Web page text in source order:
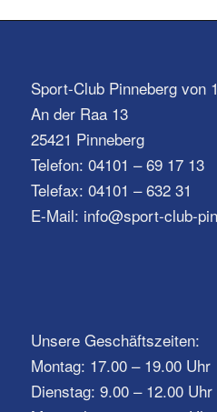
Sport-Club Pinneberg von
An der Raa 13
25421 Pinneberg
Telefon: 04101 – 69 17 13
Telefax: 04101 – 632 31
E-Mail: info@sport-club-
Unsere Geschäftszeiten:
Montag: 17.00 – 19.00 Uhr
Dienstag: 9.00 – 12.00 Uhr